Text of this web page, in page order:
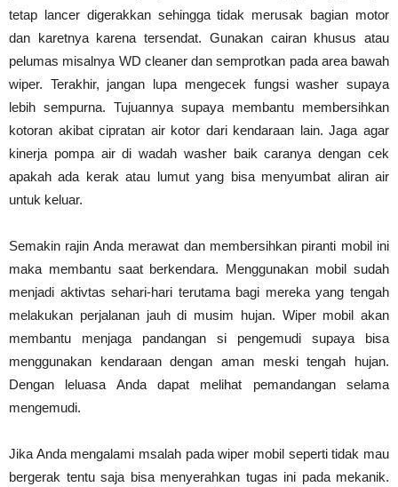
tetap lancer digerakkan sehingga tidak merusak bagian motor
dan karetnya karena tersendat. Gunakan cairan khusus atau
pelumas misalnya WD cleaner dan semprotkan pada area bawah
wiper. Terakhir, jangan lupa mengecek fungsi washer supaya
lebih sempurna. Tujuannya supaya membantu membersihkan
kotoran akibat cipratan air kotor dari kendaraan lain. Jaga agar
kinerja pompa air di wadah washer baik caranya dengan cek
apakah ada kerak atau lumut yang bisa menyumbat aliran air
untuk keluar.
Semakin rajin Anda merawat dan membersihkan piranti mobil ini
maka membantu saat berkendara. Menggunakan mobil sudah
menjadi aktivtas sehari-hari terutama bagi mereka yang tengah
melakukan perjalanan jauh di musim hujan. Wiper mobil akan
membantu menjaga pandangan si pengemudi supaya bisa
menggunakan kendaraan dengan aman meski tengah hujan.
Dengan leluasa Anda dapat melihat pemandangan selama
mengemudi.
Jika Anda mengalami msalah pada wiper mobil seperti tidak mau
bergerak tentu saja bisa menyerahkan tugas ini pada mekanik.